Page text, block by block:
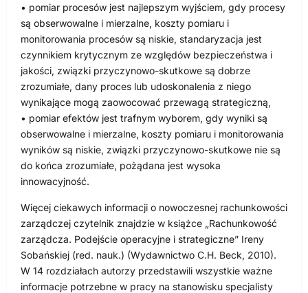
• pomiar procesów jest najlepszym wyjściem, gdy procesy
są obserwowalne i mierzalne, koszty pomiaru i
monitorowania procesów są niskie, standaryzacja jest
czynnikiem krytycznym ze względów bezpieczeństwa i
jakości, związki przyczynowo-skutkowe są dobrze
zrozumiałe, dany proces lub udoskonalenia z niego
wynikające mogą zaowocować przewagą strategiczną,
• pomiar efektów jest trafnym wyborem, gdy wyniki są
obserwowalne i mierzalne, koszty pomiaru i monitorowania
wyników są niskie, związki przyczynowo-skutkowe nie są
do końca zrozumiałe, pożądana jest wysoka
innowacyjność.
Więcej ciekawych informacji o nowoczesnej rachunkowości
zarządczej czytelnik znajdzie w książce „Rachunkowość
zarządcza. Podejście operacyjne i strategiczne” Ireny
Sobańskiej (red. nauk.) (Wydawnictwo C.H. Beck, 2010).
W 14 rozdziałach autorzy przedstawili wszystkie ważne
informacje potrzebne w pracy na stanowisku specjalisty